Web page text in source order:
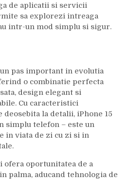
de aplicatii si servicii
sa explorezi intreaga
intr-un mod simplu si sigur.
pas important in evolutia
o combinatie perfecta
design elegant si
Cu caracteristici
la detalii, iPhone 15
simplu telefon – este un
in viata de zi cu zi si in
ofera oportunitatea de a
palma, aducand tehnologia de